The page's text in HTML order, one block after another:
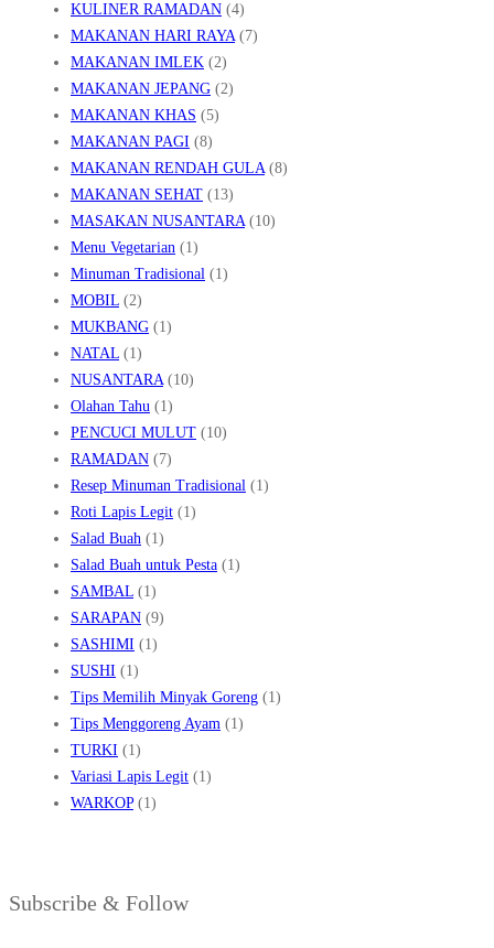
KULINER RAMADAN (4)
MAKANAN HARI RAYA(7)
MAKANAN IMLEK (2)
MAKANAN JEPANG (2)
MAKANAN KHAS (5)
MAKANAN PAGI (8)
MAKANAN RENDAH GULA(8)
MAKANAN SEHAT (13)
MASAKAN NUSANTARA(10)
Menu Vegetarian (1)
Minuman Tradisional (1)
MOBIL (2)
MUKBANG (1)
NATAL (1)
NUSANTARA(10)
Olahan Tahu (1)
PENCUCI MULUT (10)
RAMADAN (7)
Resep Minuman Tradisional (1)
Roti Lapis Legit (1)
Salad Buah (1)
Salad Buah untuk Pesta (1)
SAMBAL (1)
SARAPAN (9)
SASHIMI (1)
SUSHI (1)
Tips Memilih Minyak Goreng (1)
Tips Menggoreng Ayam (1)
TURKI (1)
Variasi Lapis Legit (1)
WARKOP(1)
Subscribe & Follow